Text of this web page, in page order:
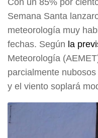
Con un 85% por
Semana Santa
meteorología muy
fechas. Según la
Meteorología
parcialmente
y el viento soplará